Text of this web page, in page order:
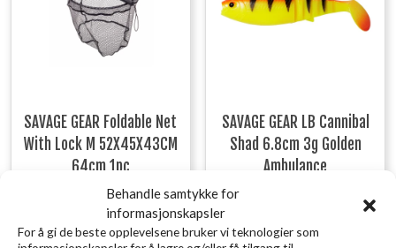
Behandle samtykke for
informasjonskapsler
For å gi de beste opplevelsene bruker vi teknologier som
SAVAGE GEAR Foldable Net
With Lock M 52X45X43CM
64cm 1pc
599,00inkl. MVA.
Legg i ønskelisten
SAVAGE GEAR LB Cannibal
Shad 6.8cm 3g Golden
Ambulance
Legg i ønskelisten